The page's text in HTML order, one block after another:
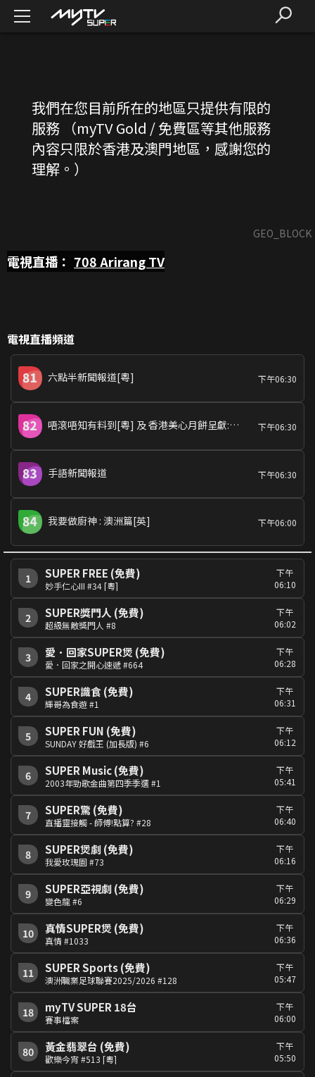
我們在您目前所在的地區只提供有限的
服務 （myTV Gold / 免費區等其他服務
內容只限於香港及澳門地區，感謝您的
理解。）
GEO_BLOCK
電視直播： 708Arirang TV
電視直播頻道
六點半新聞報道[粵] 下午06:30
唔滾唔知有料到[粵] 及 香港美心月餅呈獻:用心‧家的中秋味道[粵] 下午06:30
手語新聞報道 下午06:30
我要做廚神 : 澳洲篇[英] 下午06:00
1 SUPER FREE (免費)
妙手仁心III #34 [粵]
下午
06:10
2 SUPER獎門人 (免費)
超級無敵獎門人 #8
下午
06:02
3 愛．回家SUPER煲 (免費)
愛．回家之開心速遞 #664
下午
06:28
4 SUPER識食 (免費)
輝哥為食遊 #1
下午
06:31
5 SUPER FUN (免費)
SUNDAY 好戲王 (加長版) #6
下午
06:12
6 SUPER Music (免費)
2003年勁歌金曲第四季季選 #1
下午
05:41
7 SUPER驚 (免費)
直播靈接觸 - 師傅!點算? #28
下午
06:40
8 SUPER煲劇 (免費)
我愛玫瑰園 #73
下午
06:16
9 SUPER亞視劇 (免費)
變色龍 #6
下午
06:29
10 真情SUPER煲 (免費)
真情 #1033
下午
06:36
11 SUPER Sports (免費)
澳洲職業足球聯賽2025/2026 #128
下午
05:47
18 myTV SUPER 18台
賽事檔案
下午
06:00
80 黃金翡翠台 (免費)
歡樂今宵 #513 [粵]
下午
05:50